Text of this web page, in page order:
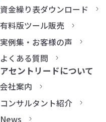
資金繰り表ダウンロード
有料版ツール販売
実例集・お客様の声
よくある質問
アセントリードについて
会社案内
コンサルタント紹介
News